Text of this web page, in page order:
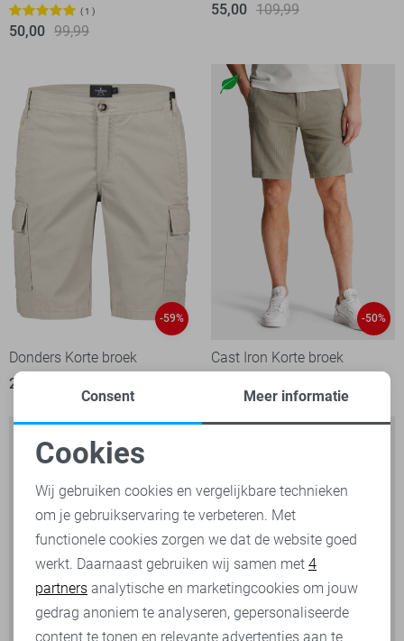
1
50,00 99,99
55,00 109,99
-59%
Donders Korte broek
29,00
-50%
Cast Iron Korte broek
Noodzakelijke cookies
Personalisatie cookies
Analytische cookies
Marketing cookies
Consent Meer informatie
Cookies
Wij gebruiken cookies en vergelijkbare technieken
om je gebruikservaring te verbeteren. Met
functionele cookies zorgen we dat de website goed
werkt. Daarnaast gebruiken wij samen met 4
partners analytische en marketingcookies om jouw
gedrag anoniem te analyseren, gepersonaliseerde
content te tonen en relevante advertenties aan te